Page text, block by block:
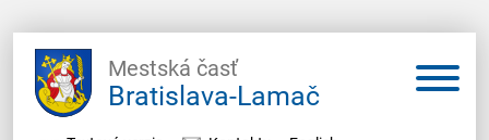
Mestská časť
Bratislava-Lamač